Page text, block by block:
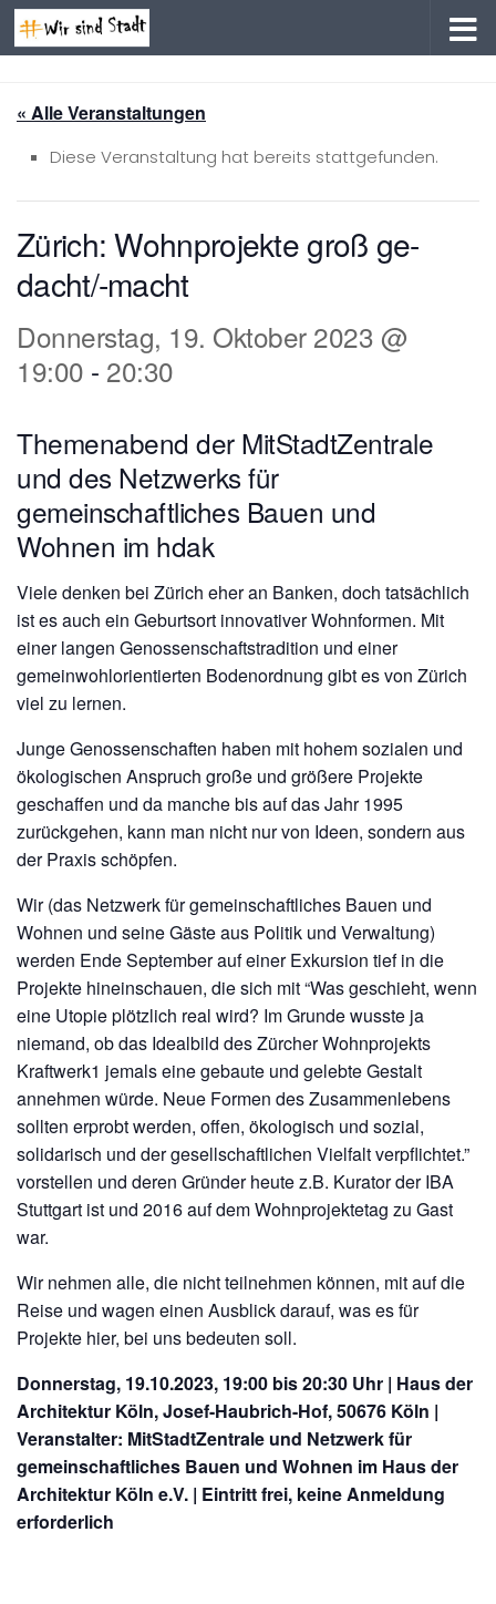
Zum Inhalt springen
« Alle Veranstaltungen
Diese Veranstaltung hat bereits stattgefunden.
Zürich: Wohnprojekte groß ge-
dacht/-macht
Donnerstag, 19. Oktober 2023 @
19:00 - 20:30
Themenabend der MitStadtZentrale
und des Netzwerks für
gemeinschaftliches Bauen und
Wohnen im hdak
Viele denken bei Zürich eher an Banken, doch tatsächlich
ist es auch ein Geburtsort innovativer Wohnformen. Mit
einer langen Genossenschaftstradition und einer
gemeinwohlorientierten Bodenordnung gibt es von Zürich
viel zu lernen.
Junge Genossenschaften haben mit hohem sozialen und
ökologischen Anspruch große und größere Projekte
geschaffen und da manche bis auf das Jahr 1995
zurückgehen, kann man nicht nur von Ideen, sondern aus
der Praxis schöpfen.
Wir (das Netzwerk für gemeinschaftliches Bauen und
Wohnen und seine Gäste aus Politik und Verwaltung)
werden Ende September auf einer Exkursion tief in die
Projekte hineinschauen, die sich mit “Was geschieht, wenn
eine Utopie plötzlich real wird? Im Grunde wusste ja
niemand, ob das Idealbild des Zürcher Wohnprojekts
Kraftwerk1 jemals eine gebaute und gelebte Gestalt
annehmen würde. Neue Formen des Zusammenlebens
sollten erprobt werden, offen, ökologisch und sozial,
solidarisch und der gesellschaftlichen Vielfalt verpflichtet.”
vorstellen und deren Gründer heute z.B. Kurator der IBA
Stuttgart ist und 2016 auf dem Wohnprojektetag zu Gast
war.
Wir nehmen alle, die nicht teilnehmen können, mit auf die
Reise und wagen einen Ausblick darauf, was es für
Projekte hier, bei uns bedeuten soll.
Donnerstag, 19.10.2023, 19:00 bis 20:30 Uhr | Haus der
Architektur Köln, Josef-Haubrich-Hof, 50676 Köln |
Veranstalter: MitStadtZentrale und Netzwerk für
gemeinschaftliches Bauen und Wohnen im Haus der
Architektur Köln e.V. | Eintritt frei, keine Anmeldung
erforderlich